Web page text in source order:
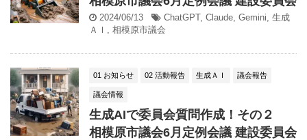
2024/06/13 ChatGPT, Claude, Gemini, 生成
ＡＩ , 相模原市議会
01 お知らせ 02 活動報告 生成ＡＩ 議会報告
議会情報
生成AIで委員会質問作成！その２
相模原市議会6月定例会議 建設委員会